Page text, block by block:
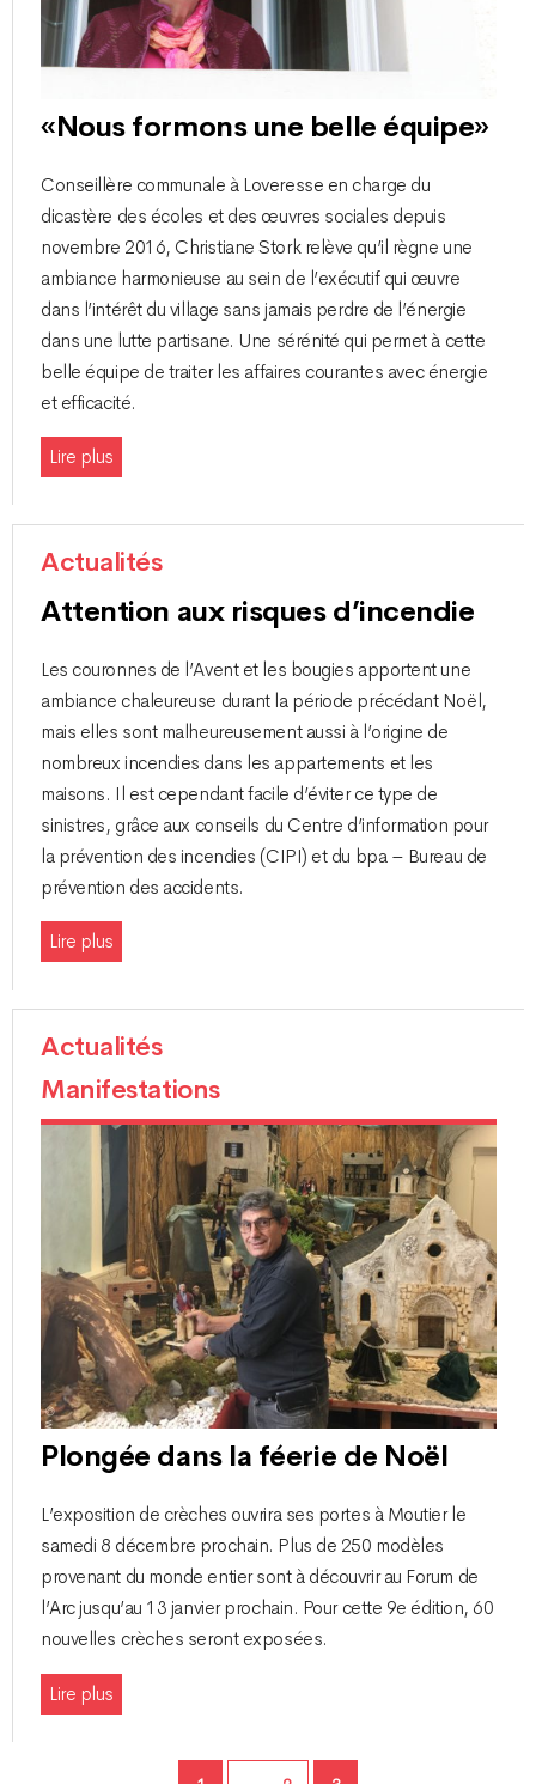
«Nous formons une belle équipe»
Conseillère communale à Loveresse en charge du
dicastère des écoles et des œuvres sociales depuis
novembre 2016, Christiane Stork relève qu’il règne une
ambiance harmonieuse au sein de l’exécutif qui œuvre
dans l’intérêt du village sans jamais perdre de l’énergie
dans une lutte partisane. Une sérénité qui permet à cette
belle équipe de traiter les affaires courantes avec énergie
et efficacité.
Lire plus
Actualités
Attention aux risques d’incendie
Les couronnes de l’Avent et les bougies apportent une
ambiance chaleureuse durant la période précédant Noël,
mais elles sont malheureusement aussi à l’origine de
nombreux incendies dans les appartements et les
maisons. Il est cependant facile d’éviter ce type de
sinistres, grâce aux conseils du Centre d’information pour
la prévention des incendies (CIPI) et du bpa – Bureau de
prévention des accidents.
Lire plus
Actualités
Manifestations
Plongée dans la féerie de Noël
L’exposition de crèches ouvrira ses portes à Moutier le
samedi 8 décembre prochain. Plus de 250 modèles
provenant du monde entier sont à découvrir au Forum de
l’Arc jusqu’au 13 janvier prochain. Pour cette 9e édition, 60
nouvelles crèches seront exposées.
Lire plus